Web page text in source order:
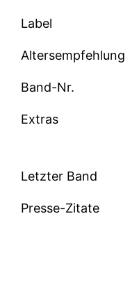
Label
Altersempfehlung
Band-Nr.
Extras
Letzter Band
Presse-Zitate